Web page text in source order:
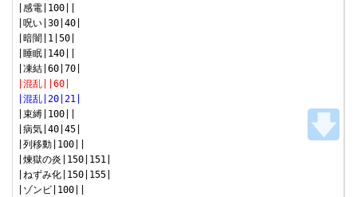
|感電|100||
|呪い|30|40|
|暗闇|1|50|
|睡眠|140||
|混乱||60|
|混乱|20|21|
|束縛|100||
|病気|40|45|
|列移動|100||
|煉獄の炎|150|151|
|ねずみ化|150|155|